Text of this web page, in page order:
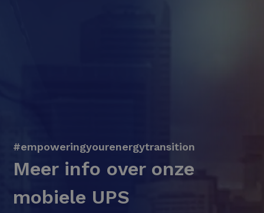
#empoweringyourenergytransition
Meer info over onze
mobiele UPS